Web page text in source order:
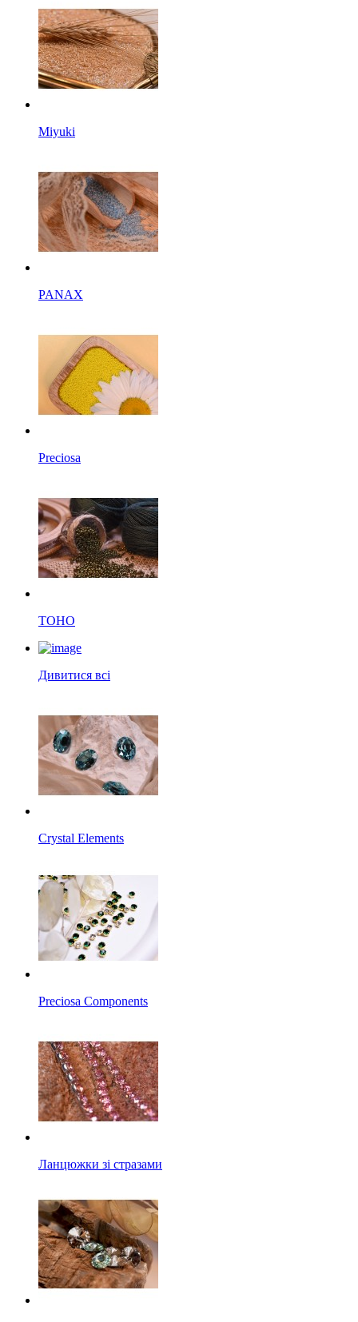
Miyuki
PANAX
Preciosa
TOHO
Дивитися всі
Crystal Elements
Preciosa Components
Ланцюжки зі стразами